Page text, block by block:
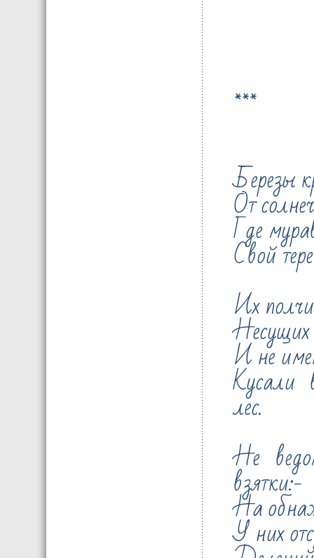
***
Березы
От
Где
Свой
Их
Несущих
И не
Кусали
лес.
Не
взятки:-
На
У них